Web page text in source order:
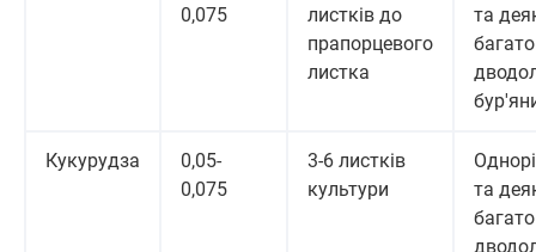
0,075
листків до
прапорцевого
листка
та
Кукурудза
0,05-
0,075
3-6 листків
культури
та